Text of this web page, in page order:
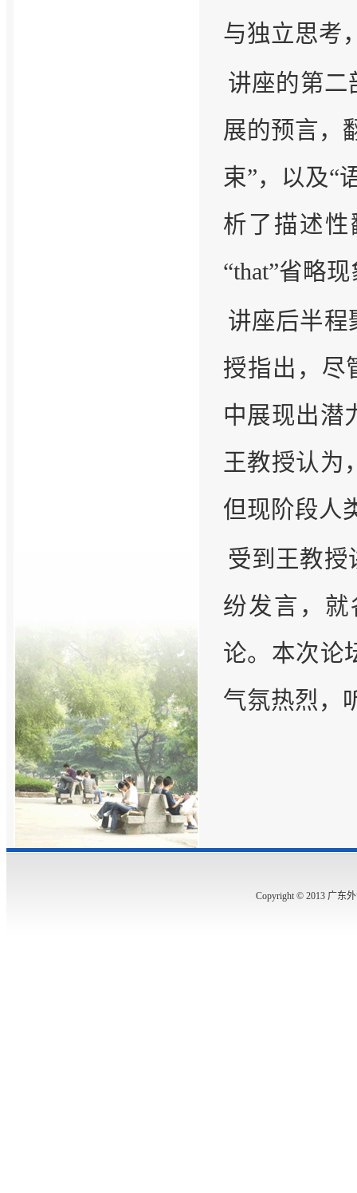
与独立思考
讲座的第二
展的预言，
束”，以及“
析了描述
“that”省略
讲座后半程
授指出，尽
中展现出潜
王教授认为
但现阶段人
受到王教授
纷发言，
论。本次论
气氛热烈，
Copyright © 2013 广东